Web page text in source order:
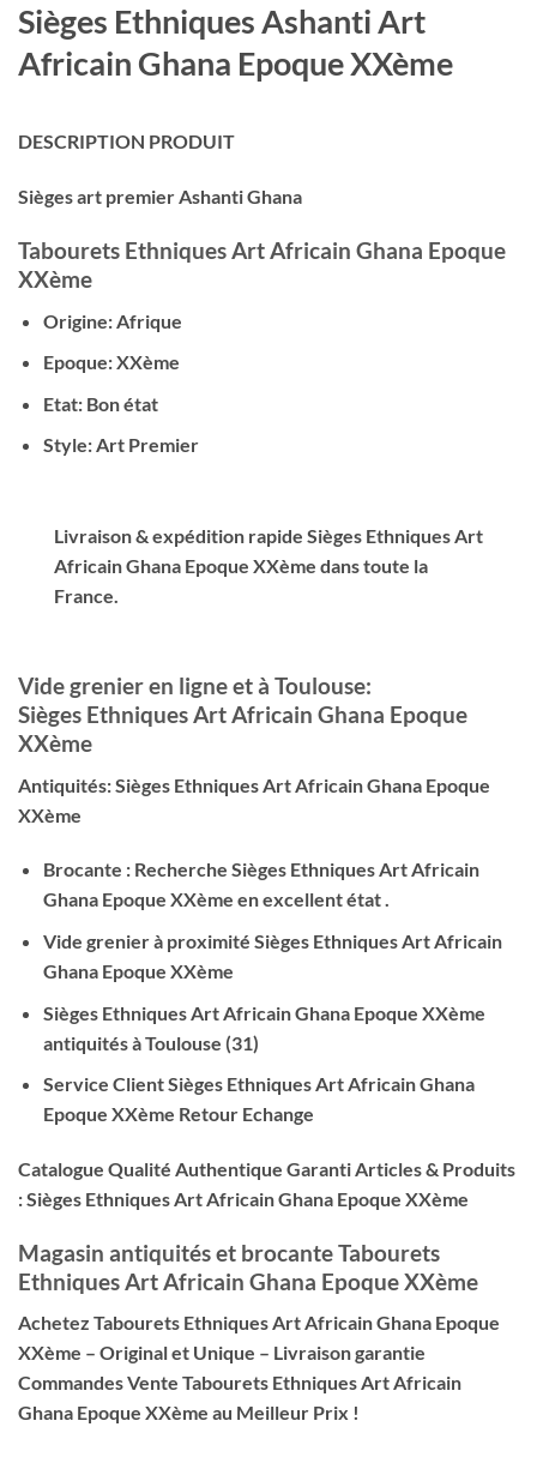
Sièges Ethniques Ashanti Art
Africain Ghana Epoque XXème
DESCRIPTION PRODUIT
Sièges art premier Ashanti Ghana
Tabourets Ethniques Art Africain Ghana Epoque
XXème
Origine: Afrique
Epoque: XXème
Etat: Bon état
Style: Art Premier
Livraison & expédition rapide Sièges Ethniques Art
Africain Ghana Epoque XXème dans toute la
France.
Vide grenier en ligne et à Toulouse:
Sièges Ethniques Art Africain Ghana Epoque
XXème
Antiquités: Sièges Ethniques Art Africain Ghana Epoque
XXème
Brocante : Recherche SiègesEthniques Art Africain
Ghana Epoque XXème en excellent état .
Vide grenier à proximité SiègesEthniques Art Africain
Ghana Epoque XXème
Sièges Ethniques Art Africain Ghana Epoque XXème
antiquités à Toulouse (31)
Service Client Sièges Ethniques Art Africain Ghana
Epoque XXème Retour Echange
Catalogue Qualité Authentique Garanti Articles & Produits
: Sièges Ethniques Art Africain Ghana Epoque XXème
Magasin antiquités et brocanteTabourets
Ethniques Art Africain Ghana Epoque XXème
Achetez Tabourets Ethniques Art Africain Ghana Epoque
XXème – Original et Unique – Livraison garantie
Commandes Vente Tabourets Ethniques Art Africain
Ghana Epoque XXème au Meilleur Prix !